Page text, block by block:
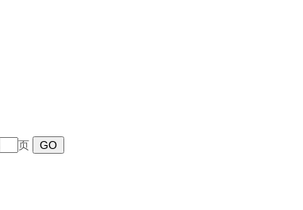
页